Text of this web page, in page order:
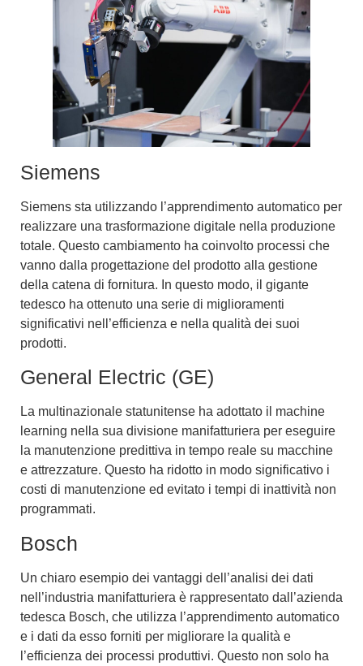
Siemens
Siemens sta utilizzando l’apprendimento automatico per
realizzare una trasformazione digitale nella produzione
totale. Questo cambiamento ha coinvolto processi che
vanno dalla progettazione del prodotto alla gestione
della catena di fornitura. In questo modo, il gigante
tedesco ha ottenuto una serie di miglioramenti
significativi nell’efficienza e nella qualità dei suoi
prodotti.
General Electric (GE)
La multinazionale statunitense ha adottato il machine
learning nella sua divisione manifatturiera per eseguire
la manutenzione predittiva in tempo reale su macchine
e attrezzature. Questo ha ridotto in modo significativo i
costi di manutenzione ed evitato i tempi di inattività non
programmati.
Bosch
Un chiaro esempio dei vantaggi dell’analisi dei dati
nell’industria manifatturiera è rappresentato dall’azienda
tedesca Bosch, che utilizza l’apprendimento automatico
e i dati da esso forniti per migliorare la qualità e
l’efficienza dei processi produttivi. Questo non solo ha